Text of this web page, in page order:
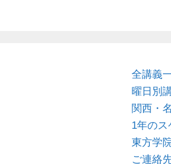
全講義
曜日別
関西・
1年の
東方学
ご連絡